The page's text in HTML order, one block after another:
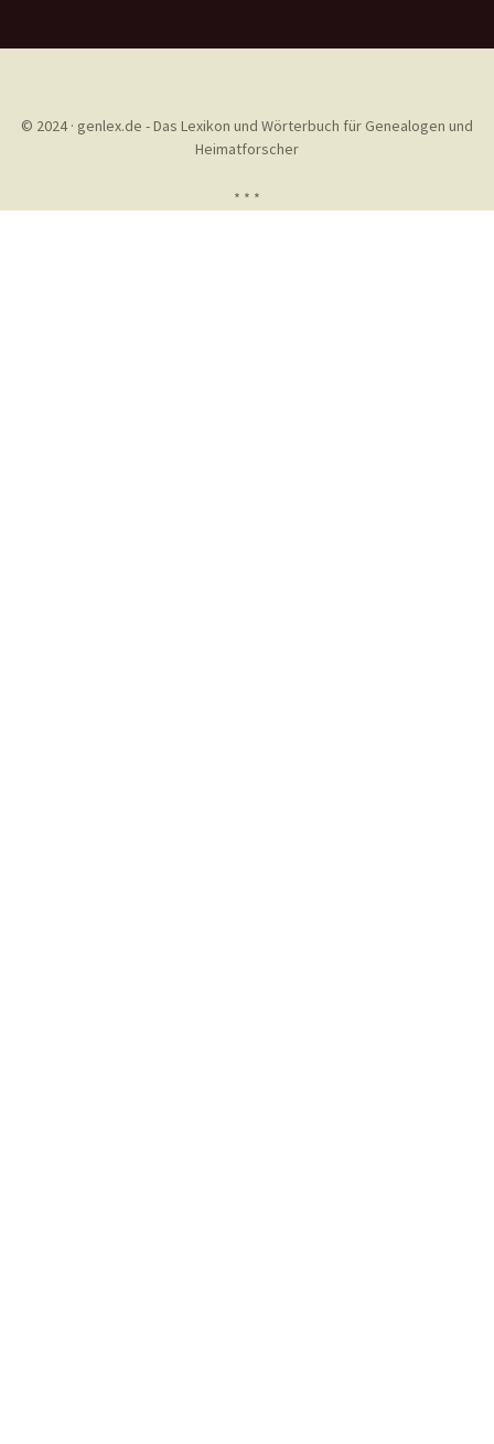
© 2024 · genlex.de - Das Lexikon und Wörterbuch für Genealogen und
Heimatforscher
* * *